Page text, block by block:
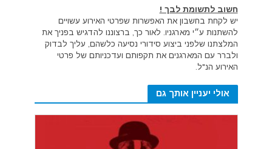
חשוב לתשומת לבך !
יש לקחת בחשבון את האפשרות שפרטי האירוע עשויים
להשתנות ע״י מארגניו. לאור כך, ברצוננו להדגיש בפניך את
המלצתנו שלפני ביצוע סידורי נסיעה כלשהם, עליך לבדוק
ולברר עם המארגנים את תקפותם ועדכניותם של פרטי
האירוע הנ"ל.
אולי יעניין אותך גם